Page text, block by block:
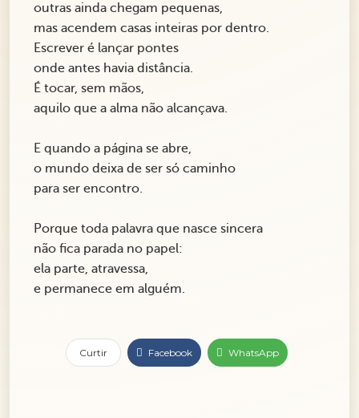
outras ainda chegam pequenas,
mas acendem casas inteiras por dentro.
Escrever é lançar pontes
onde antes havia distância.
É tocar, sem mãos,
aquilo que a alma não alcançava.
E quando a página se abre,
o mundo deixa de ser só caminho
para ser encontro.
Porque toda palavra que nasce sincera
não fica parada no papel:
ela parte, atravessa,
e permanece em alguém.
Curtir Facebook WhatsApp